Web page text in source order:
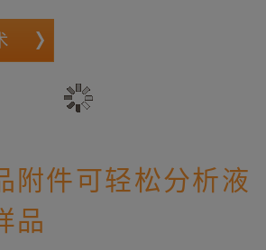
附件可轻松分析液
品